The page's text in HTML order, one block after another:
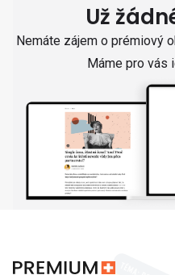
Už
Nemáte zájem o prémiový
Máme pro vás